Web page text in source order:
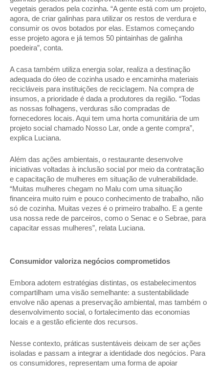
vegetais gerados pela cozinha. “A gente está com um projeto,
agora, de criar galinhas para utilizar os restos de verdura e
consumir os ovos botados por elas. Estamos começando
esse projeto agora e já temos 50 pintainhas de galinha
poedeira”, conta.
A casa também utiliza energia solar, realiza a destinação
adequada do óleo de cozinha usado e encaminha materiais
recicláveis para instituições de reciclagem. Na compra de
insumos, a prioridade é dada a produtores da região. “Todas
as nossas folhagens, verduras são compradas de
fornecedores locais. Aqui tem uma horta comunitária de um
projeto social chamado Nosso Lar, onde a gente compra”,
explica Luciana.
Além das ações ambientais, o restaurante desenvolve
iniciativas voltadas à inclusão social por meio da contratação
e capacitação de mulheres em situação de vulnerabilidade.
“Muitas mulheres chegam no Malu com uma situação
financeira muito ruim e pouco conhecimento de trabalho, não
só de cozinha. Muitas vezes é o primeiro trabalho. E a gente
usa nossa rede de parceiros, como o Senac e o Sebrae, para
capacitar essas mulheres”, relata Luciana.
Consumidor valoriza negócios comprometidos
Embora adotem estratégias distintas, os estabelecimentos
compartilham uma visão semelhante: a sustentabilidade
envolve não apenas a preservação ambiental, mas também o
desenvolvimento social, o fortalecimento das economias
locais e a gestão eficiente dos recursos.
Nesse contexto, práticas sustentáveis deixam de ser ações
isoladas e passam a integrar a identidade dos negócios. Para
os consumidores, representam uma forma de apoiar